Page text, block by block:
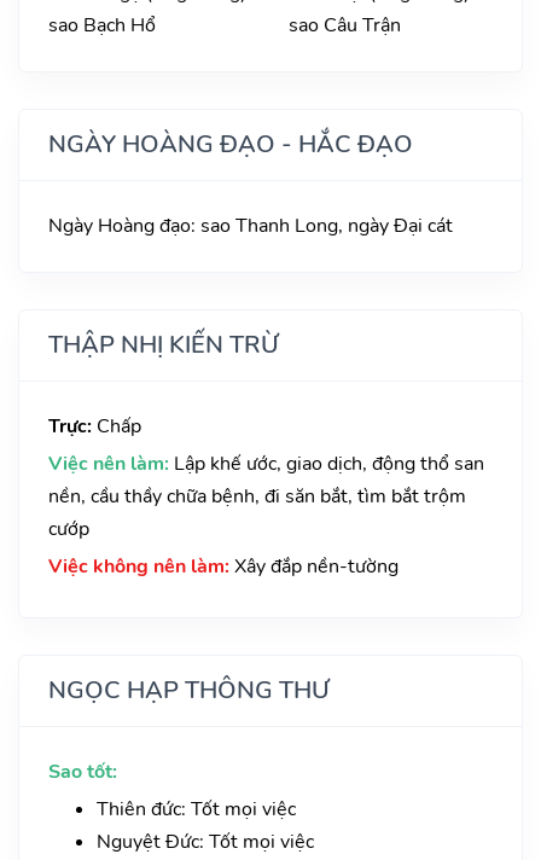
sao Bạch Hổ
sao Câu Trận
NGÀY HOÀNG ĐẠO - HẮC ĐẠO
Ngày Hoàng đạo: sao Thanh Long, ngày Đại cát
THẬP NHỊ KIẾN TRỪ
Trực: Chấp
Việc nên làm: Lập khế ước, giao dịch, động thổ san
nền, cầu thầy chữa bệnh, đi săn bắt, tìm bắt trộm
cướp
Việc không nên làm: Xây đắp nền-tường
NGỌC HẠP THÔNG THƯ
Sao tốt:
Thiên đức: Tốt mọi việc
Nguyệt Đức: Tốt mọi việc